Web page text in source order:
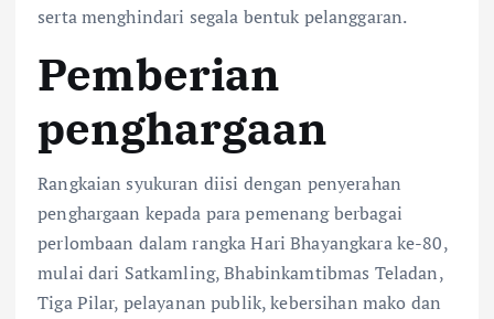
serta menghindari segala bentuk pelanggaran.
Pemberian
penghargaan
Rangkaian syukuran diisi dengan penyerahan
penghargaan kepada para pemenang berbagai
perlombaan dalam rangka Hari Bhayangkara ke-80,
mulai dari Satkamling, Bhabinkamtibmas Teladan,
Tiga Pilar, pelayanan publik, kebersihan mako dan